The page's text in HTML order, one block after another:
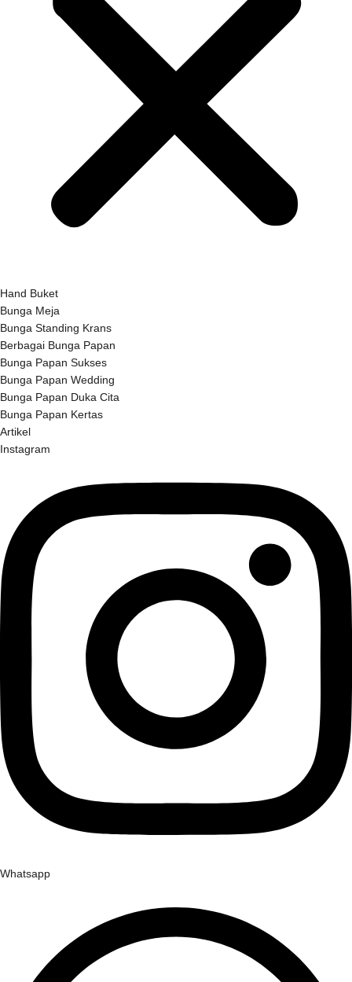
Hand Buket
Bunga Meja
Bunga Standing Krans
Berbagai Bunga Papan
Bunga Papan Sukses
Bunga Papan Wedding
Bunga Papan Duka Cita
Bunga Papan Kertas
Artikel
Instagram
Whatsapp